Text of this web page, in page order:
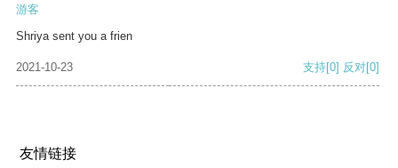
游客
Shriya sent you a frien
2021-10-23 支持[0] 反对[0]
友情链接